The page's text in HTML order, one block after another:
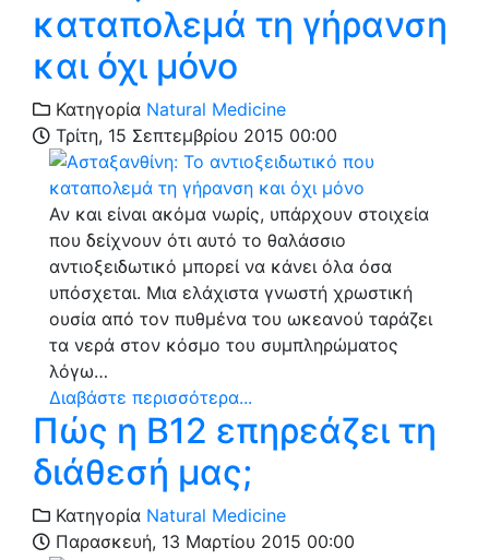
καταπολεμά τη γήρανση
και όχι μόνο
Κατηγορία Natural Medicine
Τρίτη, 15 Σεπτεμβρίου 2015 00:00
Αν και είναι ακόμα νωρίς, υπάρχουν στοιχεία
που δείχνουν ότι αυτό το θαλάσσιο
αντιοξειδωτικό μπορεί να κάνει όλα όσα
υπόσχεται. Μια ελάχιστα γνωστή χρωστική
ουσία από τον πυθμένα του ωκεανού ταράζει
τα νερά στον κόσμο του συμπληρώματος
λόγω…
Διαβάστε περισσότερα...
Πώς η Β12 επηρεάζει τη
διάθεσή μας;
Κατηγορία Natural Medicine
Παρασκευή, 13 Μαρτίου 2015 00:00